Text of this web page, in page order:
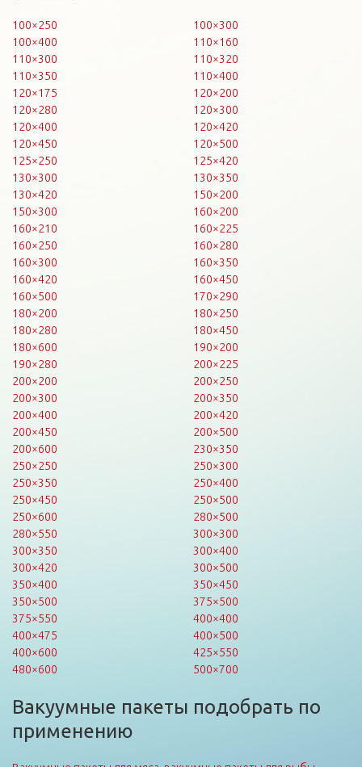
100×250
100×300
100×400
110×160
110×300
110×320
110×350
110×400
120×175
120×200
120×280
120×300
120×400
120×420
120×450
120×500
125×250
125×420
130×300
130×350
130×420
150×200
150×300
160×200
160×210
160×225
160×250
160×280
160×300
160×350
160×420
160×450
160×500
170×290
180×200
180×250
180×280
180×450
180×600
190×200
190×280
200×225
200×200
200×250
200×300
200×350
200×400
200×420
200×450
200×500
200×600
230×350
250×250
250×300
250×350
250×400
250×450
250×500
250×600
280×500
280×550
300×300
300×350
300×400
300×420
300×500
350×400
350×450
350×500
375×500
375×550
400×400
400×475
400×500
400×600
425×550
480×600
500×700
Вакуумные пакеты подобрать по
применению